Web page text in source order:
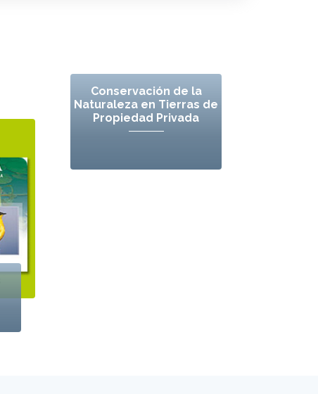
Conservación de la
Naturaleza en Tierras de
Propiedad Privada